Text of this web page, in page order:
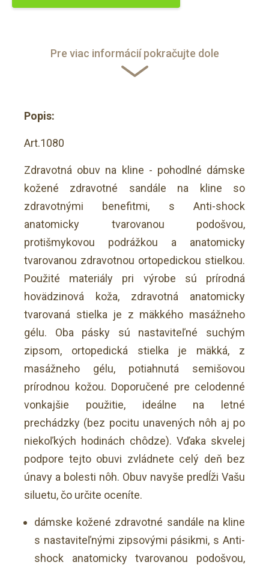
Pre viac informácií pokračujte dole
Popis:
Art.1080
Zdravotná obuv na kline - pohodlné dámske
kožené zdravotné sandále na kline so
zdravotnými benefitmi, s Anti-shock
anatomicky tvarovanou podošvou,
protišmykovou podrážkou a anatomicky
tvarovanou zdravotnou ortopedickou stielkou.
Použité materiály pri výrobe sú prírodná
hovädzinová koža, zdravotná anatomicky
tvarovaná stielka je z mäkkého masážneho
gélu. Oba pásky sú nastaviteľné suchým
zipsom, ortopedická stielka je mäkká, z
masážneho gélu, potiahnutá semišovou
prírodnou kožou. Doporučené pre celodenné
vonkajšie použitie, ideálne na letné
prechádzky (bez pocitu unavených nôh aj po
niekoľkých hodinách chôdze). Vďaka skvelej
podpore tejto obuvi zvládnete celý deň bez
únavy a bolesti nôh. Obuv navyše predĺži Vašu
siluetu, čo určite oceníte.
dámske kožené zdravotné sandále na kline
s nastaviteľnými zipsovými pásikmi, s Anti-
shock anatomicky tvarovanou podošvou,